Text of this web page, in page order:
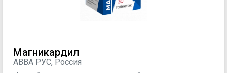
Магникардил
АВВА РУС, Россия